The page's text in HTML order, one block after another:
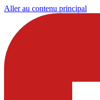
Aller au contenu principal